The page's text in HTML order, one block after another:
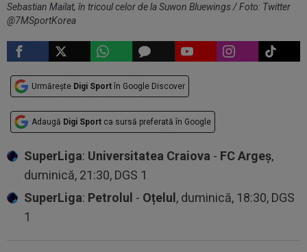
Sebastian Mailat, în tricoul celor de la Suwon Bluewings / Foto: Twitter
@7MSportKorea
Urmărește Digi Sport în Google Discover
Adaugă Digi Sport ca sursă preferată în Google
SuperLiga: Universitatea Craiova - FC Argeș,
duminică, 21:30, DGS 1
SuperLiga: Petrolul - Oțelul, duminică, 18:30, DGS
1